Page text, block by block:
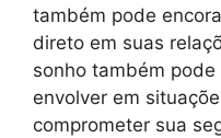
também pode
direto em suas
sonho também
envolver em
comprometer sua